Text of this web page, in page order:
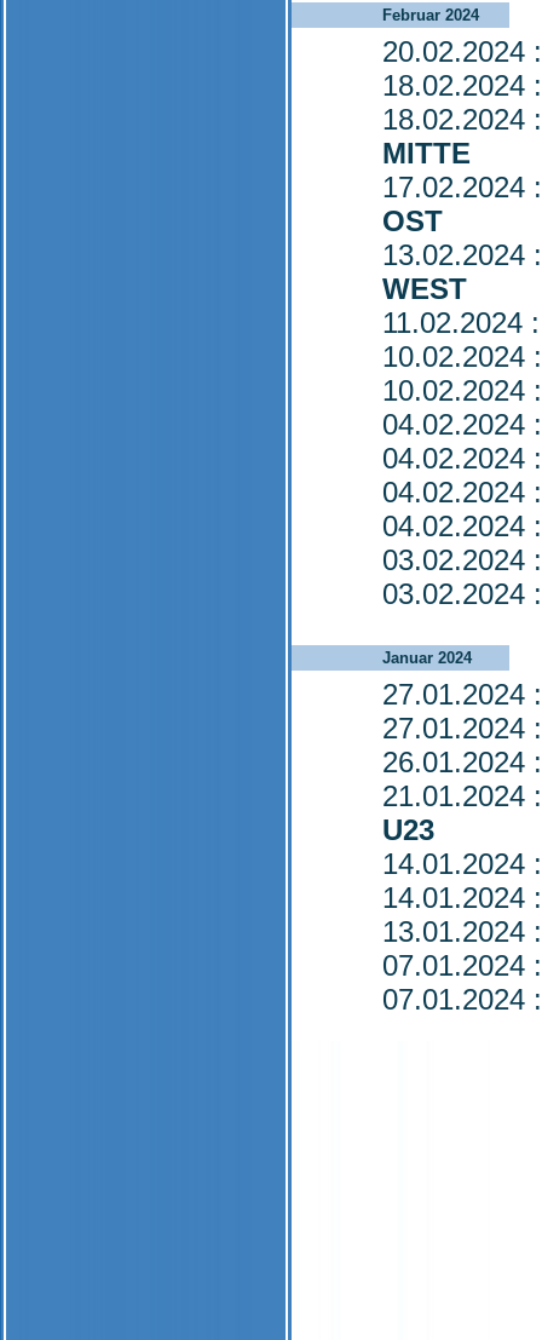
Februar 2024
20.02.2024
18.02.2024
18.02.2024
MITTE
17.02.2024
OST
13.02.2024
WEST
11.02.2024
10.02.2024
10.02.2024
04.02.2024
04.02.2024
04.02.2024
04.02.2024
03.02.2024
03.02.2024
Januar 2024
27.01.2024
27.01.2024
26.01.2024
21.01.2024
U23
14.01.2024
14.01.2024
13.01.2024
07.01.2024
07.01.2024